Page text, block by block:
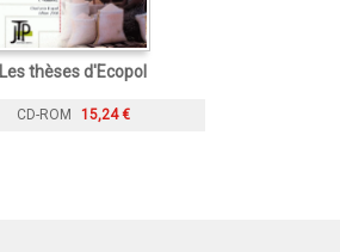
Les thèses d'Ecopol
CD-ROM 15,24 €